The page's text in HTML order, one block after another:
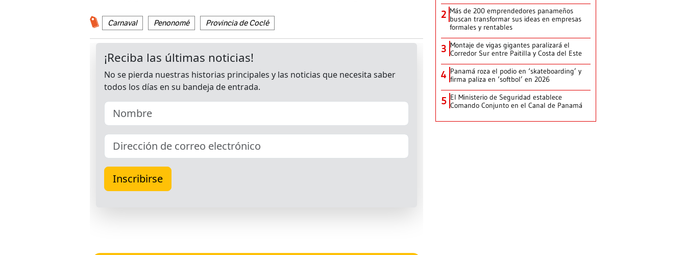
Carnaval Penonomé Provincia de Coclé
2 Más de 200 emprendedores panameños
buscan transformar sus ideas en empresas
formales y rentables
3 Montaje de vigas gigantes paralizará el
Corredor Sur entre Paitilla y Costa del Este
4 Panamá roza el podio en ‘skateboarding’ y
firma paliza en ‘softbol’ en 2026
5 El Ministerio de Seguridad establece
Comando Conjunto en el Canal de Panamá